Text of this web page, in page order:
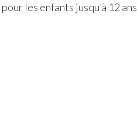
les enfants jusqu’à 12 ans